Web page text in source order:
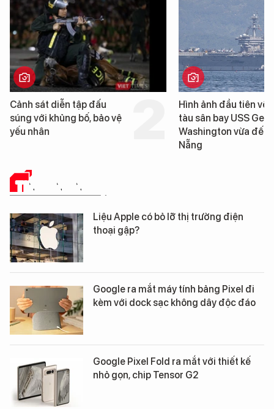
Hình ảnh đầu tiên về siêu
tàu sân bay USS George
Washington vừa đến Đà
Cận cảnh chiến hạm
tống tàu sân bay USS
George Washington
Đà Nẵng
TIN CÔNG NGHỆ
Liệu Apple có bỏ lỡ thị trường điện
thoại gập?
Google ra mắt máy tính bảng Pixel đi
kèm với dock sạc không dây độc đáo
Google Pixel Fold ra mắt với thiết kế
nhỏ gọn, chip Tensor G2